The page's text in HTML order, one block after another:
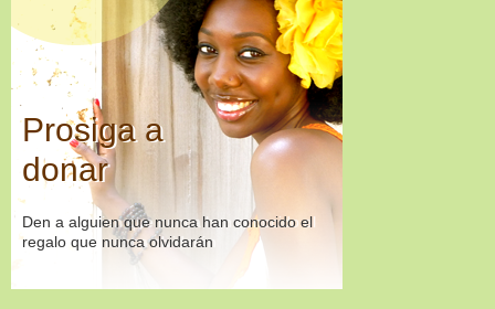
Prosiga a
donar
Den a alguien que nunca han conocido el
regalo que nunca olvidarán